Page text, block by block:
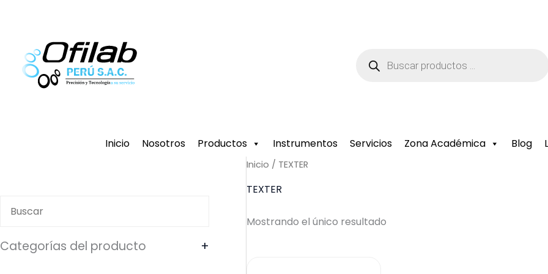
productos
Inicio Nosotros Productos Instrumentos Servicios Zona Académica Blog
Categorías del producto +
Inicio / TEXTER
TEXTER
Mostrando el único resultado